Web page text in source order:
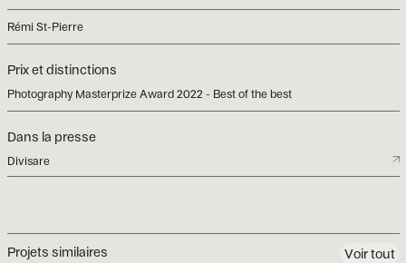
Rémi St-Pierre
Prix et distinctions
Photography Masterprize Award 2022 - Best of the best
Dans la presse
Divisare
Projets similaires Voir tout